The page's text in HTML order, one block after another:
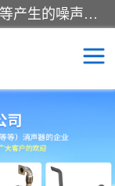
消音器主要用于降低机械设备或枪械等产生的噪声。它通过阻尼或增加排气面积来降低排气速度和功率，从而降低噪声。常见的消音器类型包括阻性消声器、抗性消声器、共振消声器以及阻抗复合式消声器等。这些消音器各有特点，适用于不同频率的噪声消除。